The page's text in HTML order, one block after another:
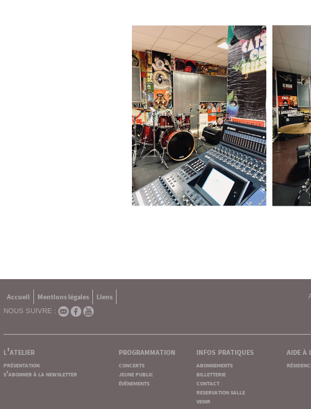
Accueil Mentions légales
Liens
NOUS SUIVRE :
l'atelier
présentation
s'abonner à la newsletter
programmation
concerts
jeune public
événements
infos pratiques
abonnements
billetterie
contact
reservation salle
venir
aide